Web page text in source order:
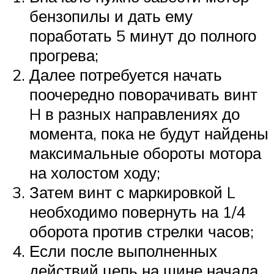
бензопилы и дать ему
поработать 5 минут до полного
прогрева;
Далее потребуется начать
поочередно поворачивать винт
H в разных направлениях до
момента, пока не будут найдены
максимальные обороты мотора
на холостом ходу;
Затем винт с маркировкой L
необходимо повернуть на 1/4
оборота против стрелки часов;
Если после выполненных